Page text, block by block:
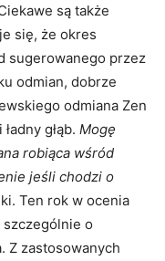
są także
się, że okres
sugerowanego przez
odmian, dobrze
odmiana Zen
głąb. Mogę
robiąca wśród
jeśli chodzi o
Ten rok w ocenia
szczególnie o
Z zastosowanych